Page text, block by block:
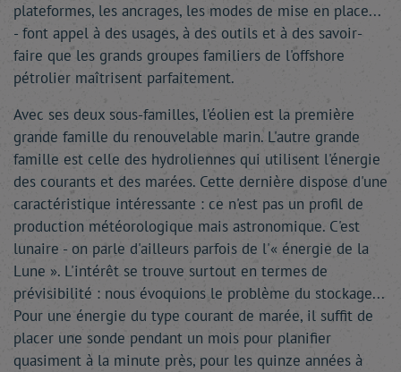
plateformes, les ancrages, les modes de mise en place...
- font appel à des usages, à des outils et à des savoir-
faire que les grands groupes familiers de l'offshore
pétrolier maîtrisent parfaitement.
Avec ses deux sous-familles, l'éolien est la première
grande famille du renouvelable marin. L'autre grande
famille est celle des hydroliennes qui utilisent l'énergie
des courants et des marées. Cette dernière dispose d'une
caractéristique intéressante : ce n'est pas un profil de
production météorologique mais astronomique. C'est
lunaire - on parle d'ailleurs parfois de l'« énergie de la
Lune ». L'intérêt se trouve surtout en termes de
prévisibilité : nous évoquions le problème du stockage...
Pour une énergie du type courant de marée, il suffit de
placer une sonde pendant un mois pour planifier
quasiment à la minute près, pour les quinze années à